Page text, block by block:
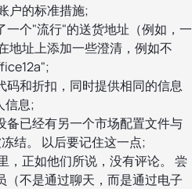
户的标准措施;
个"流行"的送货地址（例如，一
地址上添加一些澄清，例如不
和折扣，同时提供相同的信息
信息;
备已经有另一个市场配置文件与
结。 以后要记住这一点;
，正如他们所说，没有评论。 尝
不是通过聊天，而是通过电子